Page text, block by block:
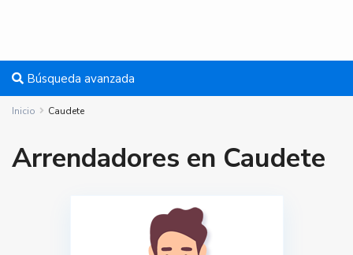
Búsqueda avanzada
Inicio Caudete
Arrendadores en Caudete